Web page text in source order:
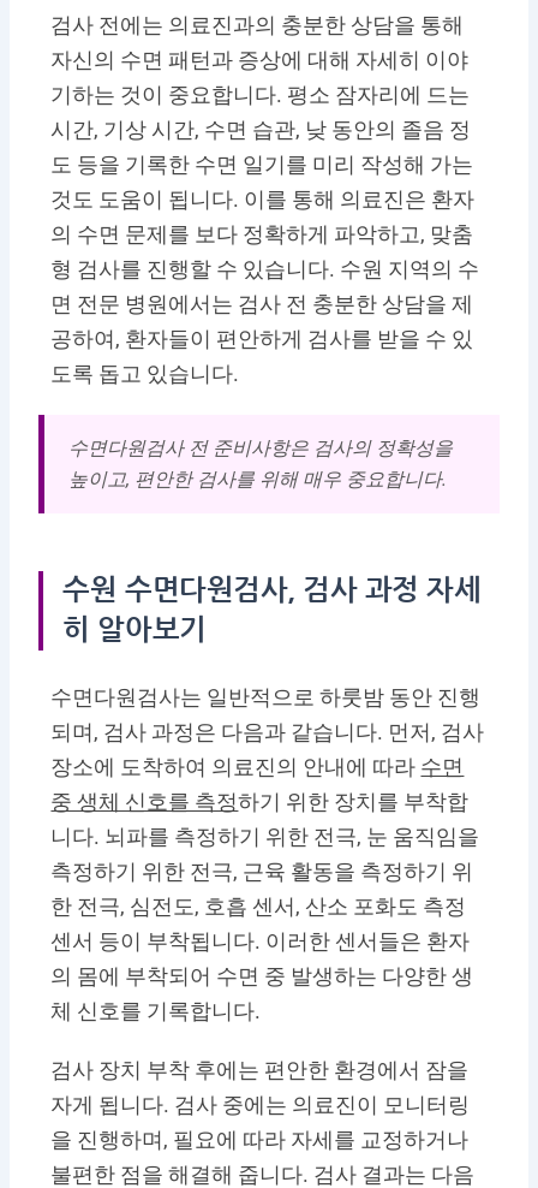
검사 전에는 의료진과의 충분한 상담을 통해
자신의 수면 패턴과 증상에 대해 자세히 이야
기하는 것이 중요합니다. 평소 잠자리에 드는
시간, 기상 시간, 수면 습관, 낮 동안의 졸음 정
도 등을 기록한 수면 일기를 미리 작성해 가는
것도 도움이 됩니다. 이를 통해 의료진은 환자
의 수면 문제를 보다 정확하게 파악하고, 맞춤
형 검사를 진행할 수 있습니다. 수원 지역의 수
면 전문 병원에서는 검사 전 충분한 상담을 제
공하여, 환자들이 편안하게 검사를 받을 수 있
도록 돕고 있습니다.
수면다원검사 전 준비사항은 검사의 정확성을
높이고, 편안한 검사를 위해 매우 중요합니다.
수원 수면다원검사, 검사 과정 자세
히 알아보기
수면다원검사는 일반적으로 하룻밤 동안 진행
되며, 검사 과정은 다음과 같습니다. 먼저, 검사
장소에 도착하여 의료진의 안내에 따라 수면
중 생체 신호를 측정하기 위한 장치를 부착합
니다. 뇌파를 측정하기 위한 전극, 눈 움직임을
측정하기 위한 전극, 근육 활동을 측정하기 위
한 전극, 심전도, 호흡 센서, 산소 포화도 측정
센서 등이 부착됩니다. 이러한 센서들은 환자
의 몸에 부착되어 수면 중 발생하는 다양한 생
체 신호를 기록합니다.
검사 장치 부착 후에는 편안한 환경에서 잠을
자게 됩니다. 검사 중에는 의료진이 모니터링
을 진행하며, 필요에 따라 자세를 교정하거나
불편한 점을 해결해 줍니다. 검사 결과는 다음